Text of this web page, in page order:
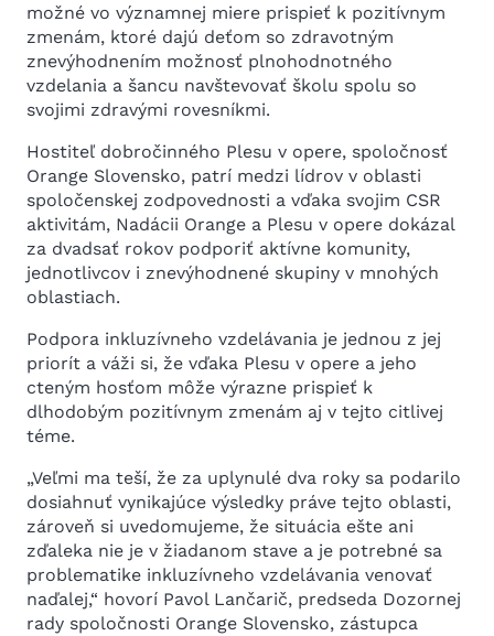
možné vo významnej miere prispieť k pozitívnym
zmenám, ktoré dajú deťom so zdravotným
znevýhodnením možnosť plnohodnotného
vzdelania a šancu navštevovať školu spolu so
svojimi zdravými rovesníkmi.
Hostiteľ dobročinného Plesu v opere, spoločnosť
Orange Slovensko, patrí medzi lídrov v oblasti
spoločenskej zodpovednosti a vďaka svojim CSR
aktivitám, Nadácii Orange a Plesu v opere dokázal
za dvadsať rokov podporiť aktívne komunity,
jednotlivcov i znevýhodnené skupiny v mnohých
oblastiach.
Podpora inkluzívneho vzdelávania je jednou z jej
priorít a váži si, že vďaka Plesu v opere a jeho
cteným hosťom môže výrazne prispieť k
dlhodobým pozitívnym zmenám aj v tejto citlivej
téme.
„Veľmi ma teší, že za uplynulé dva roky sa podarilo
dosiahnuť vynikajúce výsledky práve tejto oblasti,
zároveň si uvedomujeme, že situácia ešte ani
zďaleka nie je v žiadanom stave a je potrebné sa
problematike inkluzívneho vzdelávania venovať
naďalej,“ hovorí Pavol Lančarič, predseda Dozornej
rady spoločnosti Orange Slovensko, zástupca